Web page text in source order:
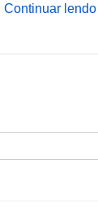
Continuar lendo